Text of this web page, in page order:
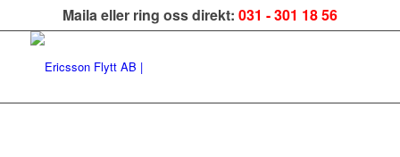
Maila eller ring oss direkt: 031 - 301 18 56